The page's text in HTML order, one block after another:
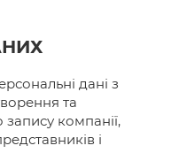
дані з
та
компанії,
і